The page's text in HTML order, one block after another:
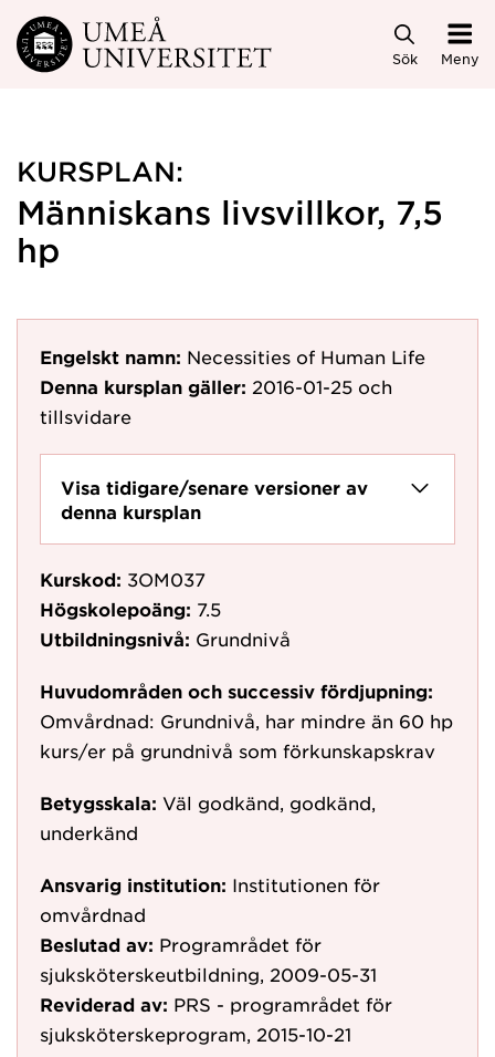
Hoppa direkt till innehållet
Sök Meny
KURSPLAN:
Människans livsvillkor, 7,5
hp
Engelskt namn: Necessities of Human Life
Denna kursplan gäller: 2016-01-25 och
tillsvidare
Visa tidigare/senare versioner av
denna kursplan
Kurskod: 3OM037
Högskolepoäng: 7.5
Utbildningsnivå: Grundnivå
Huvudområden och successiv fördjupning:
Omvårdnad: Grundnivå, har mindre än 60 hp
kurs/er på grundnivå som förkunskapskrav
Betygsskala: Väl godkänd, godkänd,
underkänd
Ansvarig institution: Institutionen för
omvårdnad
Beslutad av: Programrådet för
sjuksköterskeutbildning, 2009-05-31
Reviderad av: PRS - programrådet för
sjuksköterskeprogram, 2015-10-21